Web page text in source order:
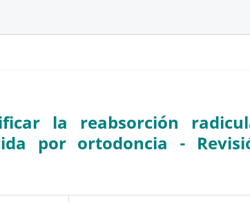
la reabsorción
por ortodoncia -